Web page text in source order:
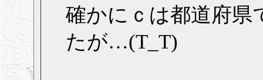
確かにｃは都道府県
たが…(T_T)